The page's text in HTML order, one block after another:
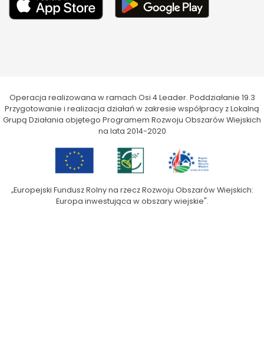
Operacja realizowana w ramach Osi 4 Leader. Poddziałanie 19.3
Przygotowanie i realizacja działań w zakresie współpracy z Lokalną
Grupą Działania objętego Programem Rozwoju Obszarów Wiejskich
na lata 2014-2020
„Europejski Fundusz Rolny na rzecz Rozwoju Obszarów Wiejskich:
Europa inwestująca w obszary wiejskie".